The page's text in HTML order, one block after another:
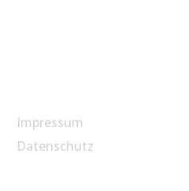
Impressum
Datenschutz